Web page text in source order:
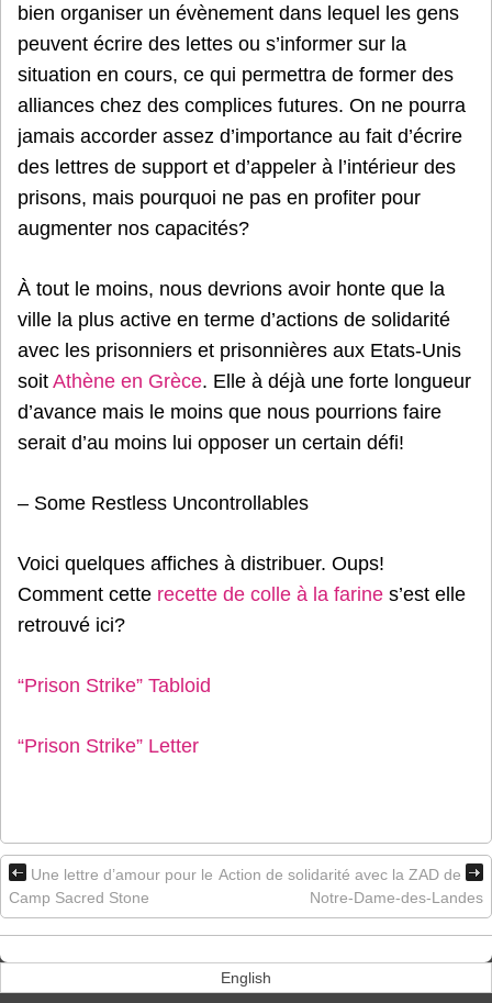
bien organiser un évènement dans lequel les gens
peuvent écrire des lettes ou s’informer sur la
situation en cours, ce qui permettra de former des
alliances chez des complices futures. On ne pourra
jamais accorder assez d’importance au fait d’écrire
des lettres de support et d’appeler à l’intérieur des
prisons, mais pourquoi ne pas en profiter pour
augmenter nos capacités?
À tout le moins, nous devrions avoir honte que la
ville la plus active en terme d’actions de solidarité
avec les prisonniers et prisonnières aux Etats-Unis
soit Athène en Grèce. Elle à déjà une forte longueur
d’avance mais le moins que nous pourrions faire
serait d’au moins lui opposer un certain défi!
– Some Restless Uncontrollables
Voici quelques affiches à distribuer. Oups!
Comment cette recette de colle à la farine s’est elle
retrouvé ici?
“Prison Strike” Tabloid
“Prison Strike” Letter
Une lettre d’amour pour le
Camp Sacred Stone
Action de solidarité avec la ZAD de
Notre-Dame-des-Landes
English